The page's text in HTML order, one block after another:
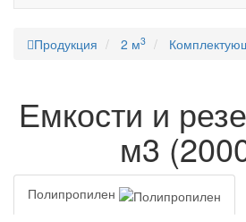
Продукция 2 м3
Емкости и
м3
Полипропилен